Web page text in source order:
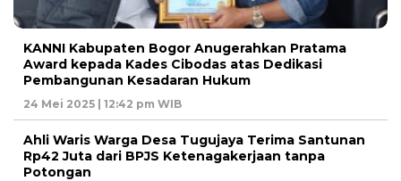
KANNI Kabupaten Bogor Anugerahkan Pratama
Award kepada Kades Cibodas atas Dedikasi
Pembangunan Kesadaran Hukum
24 Mei 2025 | 12:42 pm WIB
Ahli Waris Warga Desa Tugujaya Terima Santunan
Rp42 Juta dari BPJS Ketenagakerjaan tanpa
Potongan